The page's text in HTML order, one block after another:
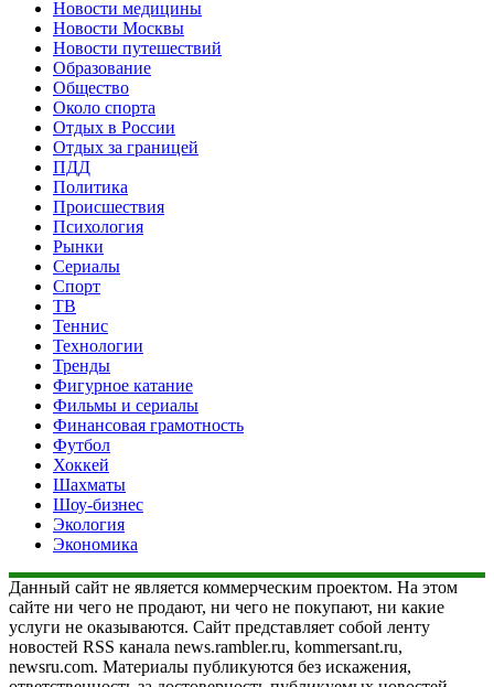
Новости медицины
Новости Москвы
Новости путешествий
Образование
Общество
Около спорта
Отдых в России
Отдых за границей
ПДД
Политика
Происшествия
Психология
Рынки
Сериалы
Спорт
ТВ
Теннис
Технологии
Тренды
Фигурное катание
Фильмы и сериалы
Финансовая грамотность
Футбол
Хоккей
Шахматы
Шоу-бизнес
Экология
Экономика
Данный сайт не является коммерческим проектом. На этом
сайте ни чего не продают, ни чего не покупают, ни какие
услуги не оказываются. Сайт представляет собой ленту
новостей RSS канала news.rambler.ru, kommersant.ru,
newsru.com. Материалы публикуются без искажения,